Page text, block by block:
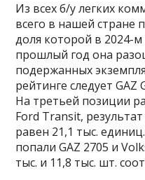
Из всех б/у легких
всего в нашей стране
доля которой в 2024-м
прошлый год она
подержанных
рейтинге следует GAZ
На третьей позиции
Ford Transit,
равен 21,1 тыс.
попали GAZ 2705 и
тыс. и 11,8 тыс. шт.